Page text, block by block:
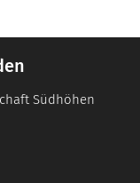
Südhöhen